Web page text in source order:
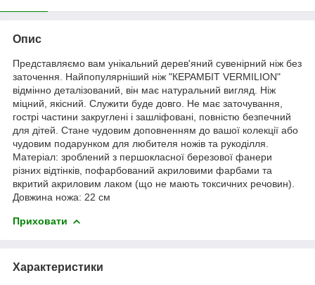
Опис
Представляємо вам унікальний дерев'яний сувенірний ніж без
заточення. Найпопулярніший ніж "КЕРАМБІТ VERMILION"
відмінно деталізований, він має натуральний вигляд. Ніж
міцний, якісний. Служити буде довго. Не має заточування,
гострі частини закруглені і зашліфовані, повністю безпечний
для дітей. Стане чудовим доповненням до вашої колекції або
чудовим подарунком для любителя ножів та рукоділля.
Матеріал: зроблений з першокласної березової фанери
різних відтінків, пофарбований акриловими фарбами та
вкритий акриловим лаком (що не мають токсичних речовин).
Довжина ножа: 22 см
Приховати
Характеристики